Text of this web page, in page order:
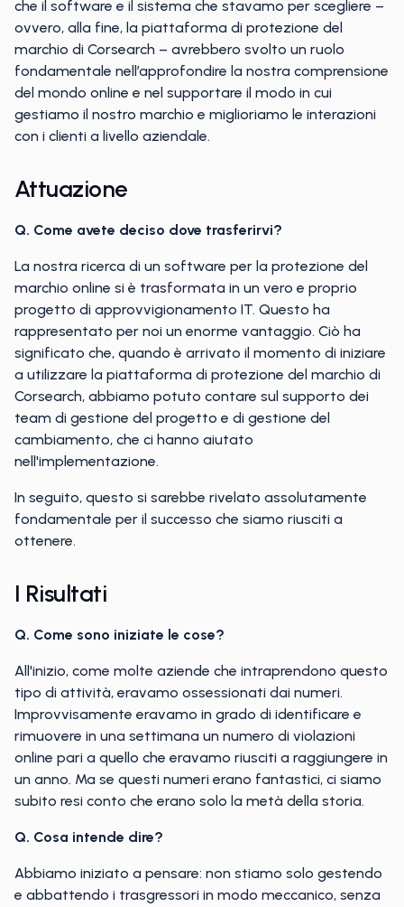
che il software e il sistema che stavamo per scegliere –
ovvero, alla fine, la piattaforma di protezione del
marchio di Corsearch – avrebbero svolto un ruolo
fondamentale nell’approfondire la nostra comprensione
del mondo online e nel supportare il modo in cui
gestiamo il nostro marchio e miglioriamo le interazioni
con i clienti a livello aziendale.
Attuazione
Q. Come avete deciso dove trasferirvi?
La nostra ricerca di un software per la protezione del
marchio online si è trasformata in un vero e proprio
progetto di approvvigionamento IT. Questo ha
rappresentato per noi un enorme vantaggio. Ciò ha
significato che, quando è arrivato il momento di iniziare
a utilizzare la piattaforma di protezione del marchio di
Corsearch, abbiamo potuto contare sul supporto dei
team di gestione del progetto e di gestione del
cambiamento, che ci hanno aiutato
nell'implementazione.
In seguito, questo si sarebbe rivelato assolutamente
fondamentale per il successo che siamo riusciti a
ottenere.
I Risultati
Q. Come sono iniziate le cose?
All'inizio, come molte aziende che intraprendono questo
tipo di attività, eravamo ossessionati dai numeri.
Improvvisamente eravamo in grado di identificare e
rimuovere in una settimana un numero di violazioni
online pari a quello che eravamo riusciti a raggiungere in
un anno. Ma se questi numeri erano fantastici, ci siamo
subito resi conto che erano solo la metà della storia.
Q. Cosa intende dire?
Abbiamo iniziato a pensare: non stiamo solo gestendo
e abbattendo i trasgressori in modo meccanico, senza